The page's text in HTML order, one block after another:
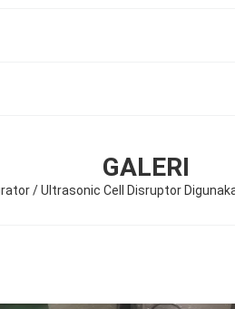
GALERI
/ Ultrasonic Cell Disruptor